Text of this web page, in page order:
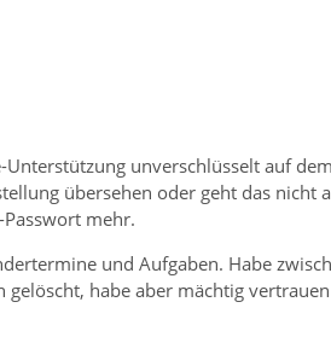
unverschlüsselt auf
übersehen oder geht das nicht
mehr.
und Aufgaben. Habe
habe aber mächtig